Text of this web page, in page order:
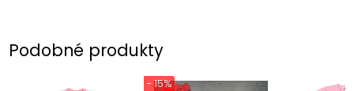
Podobné produkty
- 15%